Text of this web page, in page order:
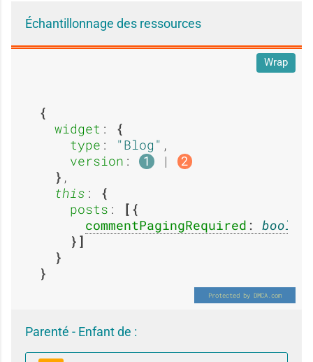
e
:
O
e
O
u
a
g
e
:
A
a
:
O
Échantillonnage des ressources
widget :
type : Blog
,
version : 1 | 2
,
this :
posts :
commentPagingRequired :
Wrap
Parenté - Enfant de :